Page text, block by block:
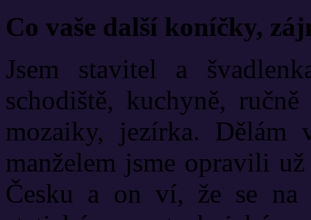
Co vaše další koníčky,
Jsem stavitel a
schodiště, kuchyně,
mozaiky, jezírka. Dělám
manželem jsme opravili
Česku a on ví, že se na